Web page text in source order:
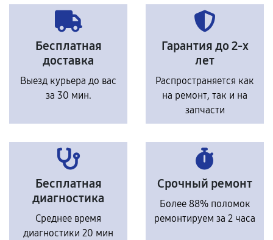
Бесплатная
доставка
Выезд курьера до вас
за 30 мин.
Гарантия до 2-х
лет
Распространяется как
на ремонт, так и на
запчасти
Бесплатная
диагностика
Среднее время
диагностики 20 мин
Срочный ремонт
Более 88% поломок
ремонтируем за 2 часа